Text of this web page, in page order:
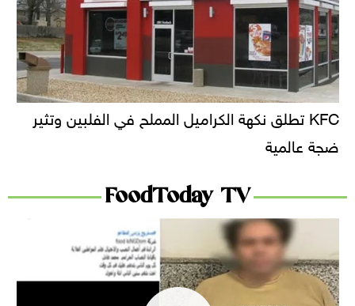
KFC تطلق نكهة الكراميل المملح في الفلبين وتثير
ضجة عالمية
FoodToday TV